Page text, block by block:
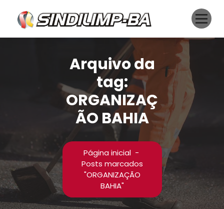
conteúdo
Arquivo da
tag:
ORGANIZAÇ
ÃO BAHIA
Página inicial-
Posts marcados
"ORGANIZAÇÃO
BAHIA"